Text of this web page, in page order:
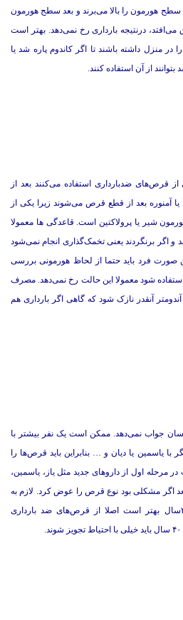
سطح هورمون را بالا می‌برند و بعد سطح هورمون
می‌افتد، درنتیجه بارداری رخ نمی‌دهد. بهتر است
در منزل داشته باشند تا اگر کاندوم پاره شد یا
از آن استفاده کنند.
قرص‌های ضدبارداری استفاده می‌کنند بعد از
آمنوره بعد از قطع قرص می‌شوند زیرا یکی از
شیر یا پرولاکتین است. قاعدگی ها معمولا
و اگر برنگردند یعنی تخمک‌گذاری انجام نمی‌شود
فرد باید حتما از لحاظ هورمونی بررسی
شود معمولا این حالت رخ نمی‌دهد. مصرف
آنقدر نازک شود که گاهی اگر بارداری هم
جواب نمی‌دهد. ممکن است یک نفر بیشتر با
با یاسمین یا دیان و … بنابراین باید قرص‌ها را
مرحله اول از داروهای جدید مثل یاز، یاسمین،
اگر مشکلی بود نوع قرص را عوض کرد. لازم به
ذکر است که سیگاری‌های بالای ۳۵سال بهتر است اصلا از قرص‌های ضد بارداری